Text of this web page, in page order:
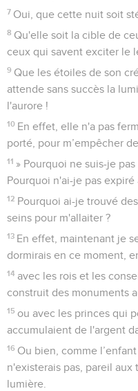
7 Oui, que cette nuit soit
8 Qu'elle soit la cible de
ceux qui savent exciter le
9 Que les étoiles de son
attende sans succès la
l'aurore !
10 En effet, elle n'a pas
porté, pour m’empêcher
11 » Pourquoi ne suis-je
Pourquoi n'ai-je pas
12 Pourquoi ai-je trouvé
seins pour m'allaiter ?
13 En effet, maintenant je
dormirais en ce moment,
14 avec les rois et les
construit des monuments
15 ou avec les princes qui
accumulaient de l'argent
16 Ou bien, comme
n'existerais pas, pareil
lumière.